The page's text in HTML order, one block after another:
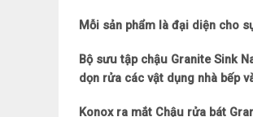
Mỗi sản phẩm là đại diện cho
Bộ sưu tập chậu Granite Sink
dọn rửa các vật dụng nhà bếp
Konox ra mắt Chậu rửa bát